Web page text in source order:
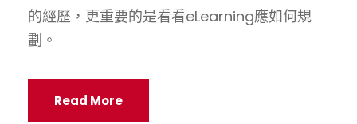
的經歷，更重要的是看看eLearning應如何規
劃。
Read More